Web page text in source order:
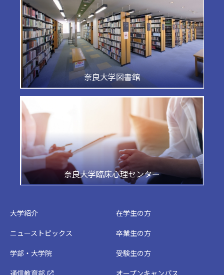
奈良大学図書館
奈良大学臨床心理センター
大学紹介
ニューストピックス
学部・大学院
在学生の方
卒業生の方
受験生の方